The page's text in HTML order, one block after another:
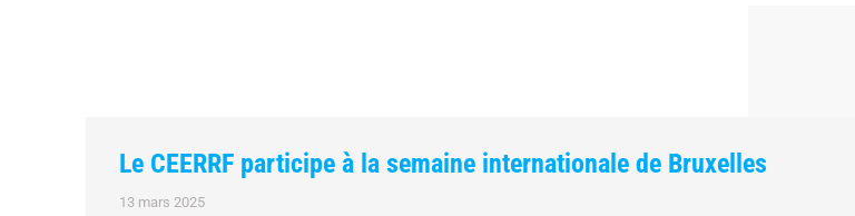
Le CEERRF participe à la semaine internationale de Bruxelles
13 mars 2025